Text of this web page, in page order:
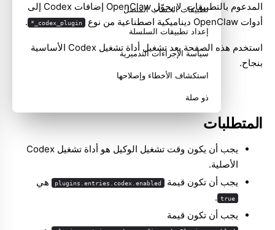
المدعوم بالتطبيقات. لا يحوّل OpenClaw إضافات Codex إلى
أدوات OpenClaw ديناميكية اصطناعية من نوع
codex_plugin_*
.
استخدم هذه الصفحة بعد تشغيل أداة تشغيل Codex
الأساسية
بنجاح.
المتطلبات
يجب أن يكون وقت تشغيل الوكيل هو أداة تشغيل Codex
الأصلية.
يجب أن تكون قيمة
plugins.entries.codex.enabled هي
true
.
يجب أن تكون قيمة
تطبيقات الحساب المتصل
إعداد تطبيقات السلسلة
سياسة الإجراءات التدميرية
استكشاف الأخطاء وإصلاحها
ذو صلة